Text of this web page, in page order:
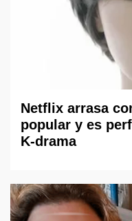
Netflix arrasa
popular y es
K-drama